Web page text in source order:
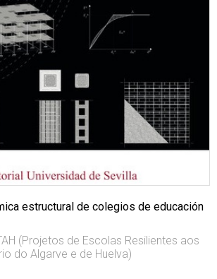
estructural de colegios de educación
(Projetos de Escolas Resilientes aos
do Algarve e de Huelva)